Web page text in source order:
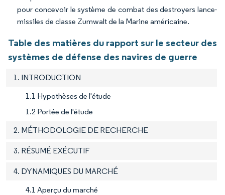
pour concevoir le système de combat des destroyers lance-
missiles de classe Zumwalt de la Marine américaine.
Table des matières du rapport sur le secteur des
systèmes de défense des navires de guerre
1. INTRODUCTION
1.1 Hypothèses de l'étude
1.2 Portée de l'étude
2. MÉTHODOLOGIE DE RECHERCHE
3. RÉSUMÉ EXÉCUTIF
4. DYNAMIQUES DU MARCHÉ
4.1 Aperçu du marché